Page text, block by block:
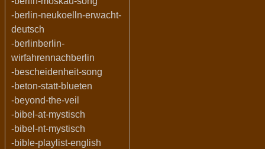
-berlin-neukoelln-erwacht-
deutsch
-berlinberlin-
wirfahrennachberlin
-bescheidenheit-song
-beton-statt-blueten
-beyond-the-veil
-bibel-at-mystisch
-bibel-nt-mystisch
-bible-playlist-english